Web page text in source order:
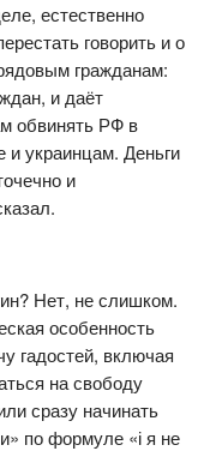
естественно
говорить и о
гражданам:
и даёт
обвинять РФ в
и украинцам. Деньги
и
Нет, не слишком.
особенность
гадостей, включая
на свободу
сразу начинать
по формуле «і я не